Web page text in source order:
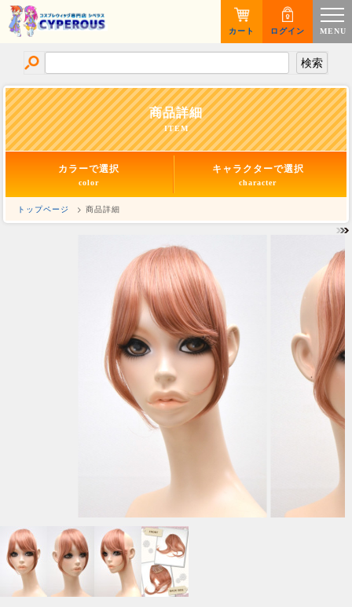
MENU
ログイン
カート
商品詳細
ITEM
カラーで選択
color
キャラクターで選択
character
トップページ > 商品詳細